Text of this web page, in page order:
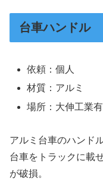
台車ハンドル
依頼：個人
材質：アルミ
場所：大伸工業
アルミ台車のハンド
台車をトラックに載
が破損。